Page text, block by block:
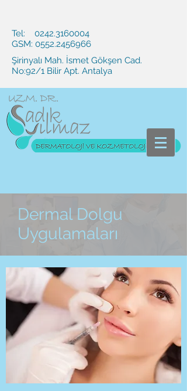
Tel: 0242.3160004
GSM: 0552.2456966
Şirinyalı Mah. İsmet Gökşen Cad.
No:92/1 Bilir Apt. Antalya
Dermal Dolgu
Uygulamaları